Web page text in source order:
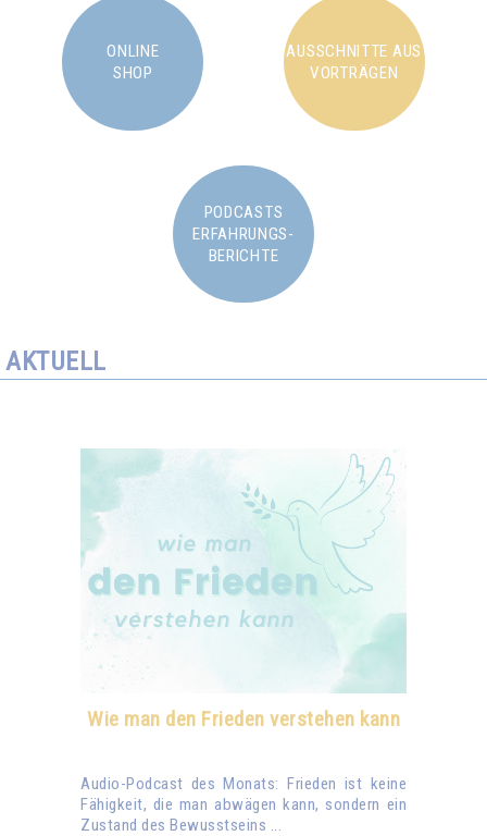
ONLINE
SHOP
AUSSCHNITTE AUS
VORTRÄGEN
PODCASTS
ERFAHRUNGS-
BERICHTE
AKTUELL
Wie man den Frieden verstehen kann
Audio-Podcast des Monats: Frieden ist keine
Fähigkeit, die man abwägen kann, sondern ein
Zustand des Bewusstseins ...